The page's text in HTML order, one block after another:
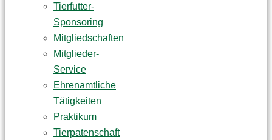
Tierfutter-
Sponsoring
Mitgliedschaften
Mitglieder-
Service
Ehrenamtliche
Tätigkeiten
Praktikum
Tierpatenschaft